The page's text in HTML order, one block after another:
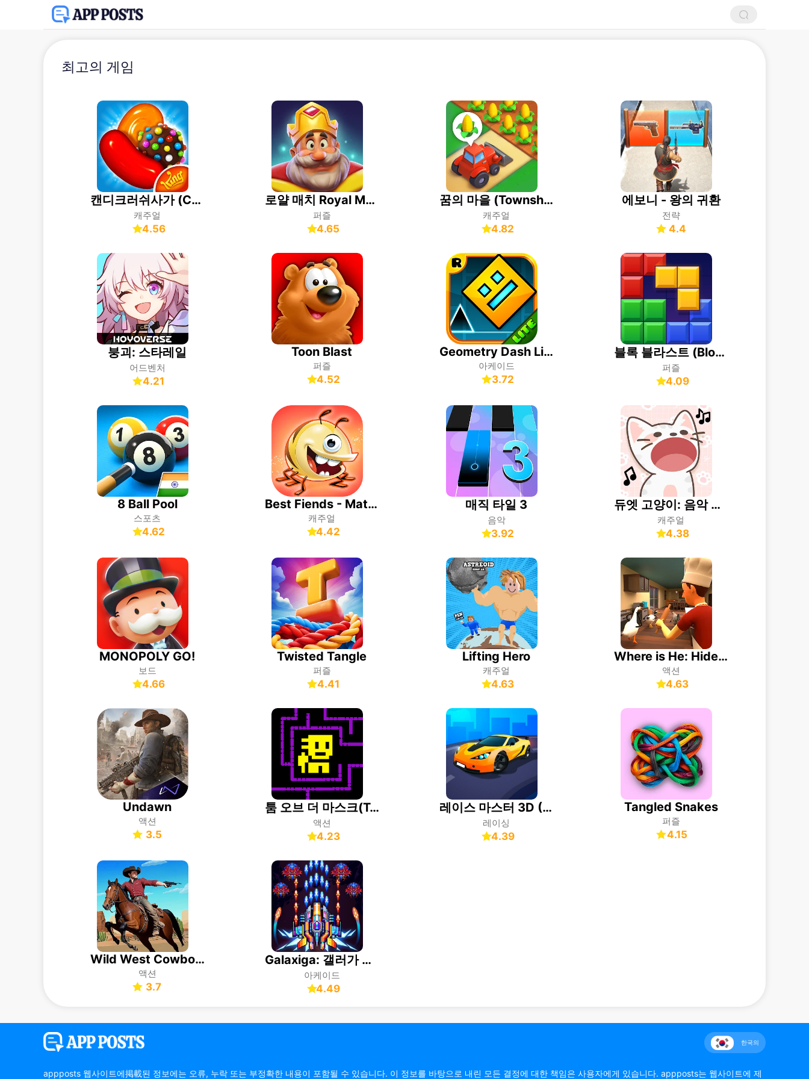
최고의 게임
캔디크러쉬사가 (Candy Crush Saga)
캐주얼
4.56
로얄 매치 Royal Match
퍼즐
4.65
꿈의 마을 (Township)
캐주얼
4.82
에보니 - 왕의 귀환
전략
4.4
붕괴: 스타레일
어드벤처
4.21
Toon Blast
퍼즐
4.52
Geometry Dash Lite
아케이드
3.72
블록 블라스트 (Block Blast)
퍼즐
4.09
8 Ball Pool
스포츠
4.62
Best Fiends - Match 3 Puzzles
캐주얼
4.42
매직 타일 3
음악
3.92
듀엣 고양이: 음악 귀여운 게임 (Duet Cats)
캐주얼
4.38
MONOPOLY GO!
보드
4.66
Twisted Tangle
퍼즐
4.41
Lifting Hero
캐주얼
4.63
Where is He: Hide and Seek
액션
4.63
Undawn
액션
3.5
툼 오브 더 마스크(Tomb of the Mask)
액션
4.23
레이스 마스터 3D (Race Master 3D)
레이싱
4.39
Tangled Snakes
퍼즐
4.15
Wild West Cowboy Redemption
액션
3.7
Galaxiga: 갤러가 아케이드- 비행기게임
아케이드
4.49
한국의
appposts 웹사이트에掲載된 정보에는 오류, 누락 또는 부정확한 내용이 포함될 수 있습니다. 이 정보를 바탕으로 내린 모든 결정에 대한 책임은 사용자에게 있습니다. appposts는 웹사이트에 제